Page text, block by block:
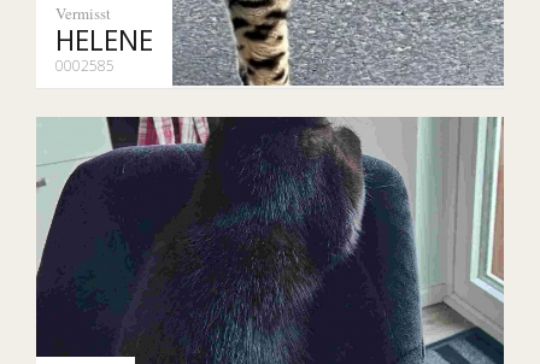
Vermisst
HELENE
0002585